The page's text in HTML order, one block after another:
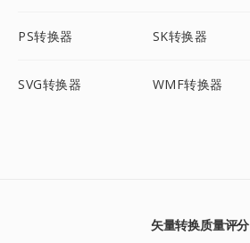
PS转换器 SK转换器
SVG转换器 WMF转换器
矢量转换质量评分